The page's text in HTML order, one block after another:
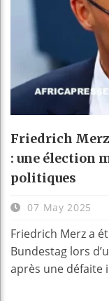
Friedrich Merz
: une élection
politiques
07 May 2025
Friedrich Merz a
Bundestag lors
après une défaite